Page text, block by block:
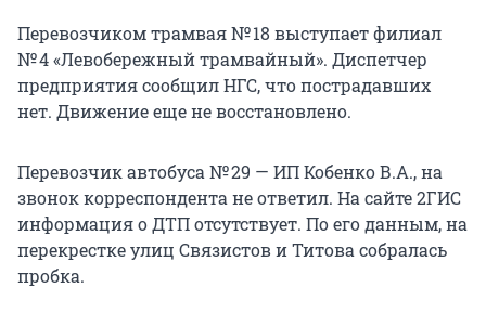
Перевозчиком трамвая № 18 выступает филиал
№ 4 «Левобережный трамвайный». Диспетчер
предприятия сообщил НГС, что пострадавших
нет. Движение еще не восстановлено.
Перевозчик автобуса № 29 — ИП Кобенко В.А., на
звонок корреспондента не ответил. На сайте 2ГИС
информация о ДТП отсутствует. По его данным, на
перекрестке улиц Связистов и Титова собралась
пробка.